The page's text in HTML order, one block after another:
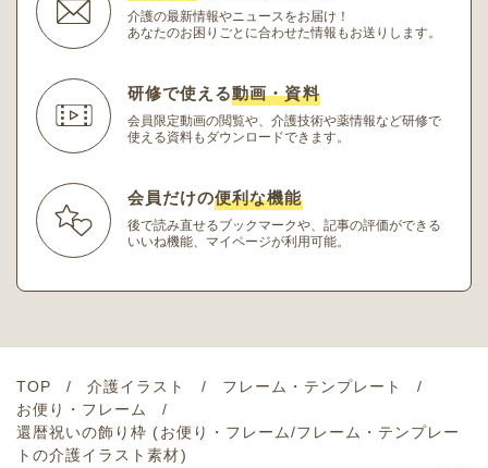
介護の最新情報やニュースをお届け！
あなたのお困りごとに合わせた情報もお送りします。
研修で使える動画・資料
会員限定動画の閲覧や、介護技術や薬情報など研修で
使える資料もダウンロードできます。
会員だけの便利な機能
後で読み直せるブックマークや、記事の評価ができる
いいね機能、マイページが利用可能。
TOP 介護イラスト
フレーム・テンプレート
お便り・フレーム
還暦祝いの飾り枠 (お便り・フレーム/フレーム・テンプレー
トの介護イラスト素材)